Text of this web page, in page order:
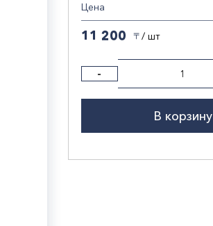
Цена
11 200 〒 / шт
-
В корзину